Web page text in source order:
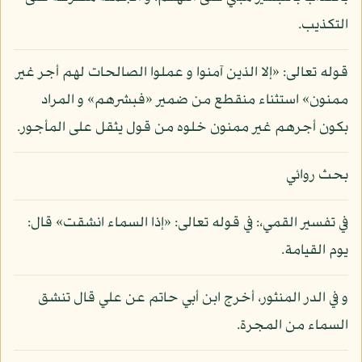
التكذيب.
قوله تعالى: «إلا الذين آمنوا و عملوا الصالحات لهم أجر غير
ممنون» استثناء منقطع من ضمير «فبشرهم» و المراد
بكون أجرهم غير ممنون خلوه من قول يثقل على المأجور.
بحث روائي
في تفسير القمي،: في قوله تعالى: «إذا السماء انشقت» قال:
يوم القيامة.
و في الدر المنثور، أخرج ابن أبي حاتم عن علي قال تنشق
السماء من المجرة.